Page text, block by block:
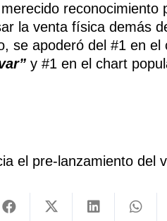
la venta física demás
se apoderó del #1 en el
y #1 en el chart
el pre-lanzamiento del